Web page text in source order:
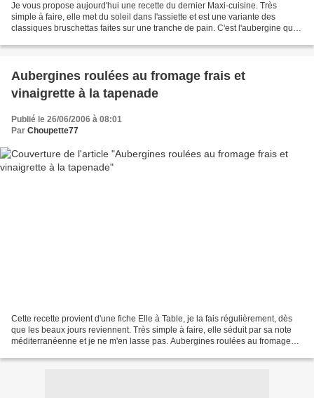
Je vous propose aujourd'hui une recette du dernier Maxi-cuisine. Très
simple à faire, elle met du soleil dans l'assiette et est une variante des
classiques bruschettas faites sur une tranche de pain. C'est l'aubergine qui
Aubergines roulées au fromage frais et
vinaigrette à la tapenade
Publié le 26/06/2006 à 08:01
Par Choupette77
Cette recette provient d'une fiche Elle à Table, je la fais régulièrement, dès
que les beaux jours reviennent. Très simple à faire, elle séduit par sa note
méditerranéenne et je ne m'en lasse pas. Aubergines roulées au fromage